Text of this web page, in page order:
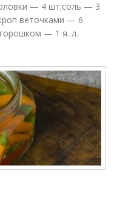
— 4 шт;соль — 3
веточками — 6
— 1 я. л.